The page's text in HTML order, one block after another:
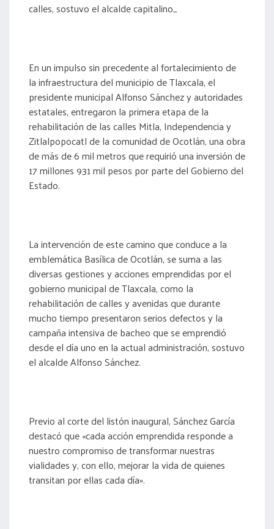
calles, sostuvo el alcalde capitalino_
En un impulso sin precedente al fortalecimiento de
la infraestructura del municipio de Tlaxcala, el
presidente municipal Alfonso Sánchez y autoridades
estatales, entregaron la primera etapa de la
rehabilitación de las calles Mitla, Independencia y
Zitlalpopocatl de la comunidad de Ocotlán, una obra
de más de 6 mil metros que requirió una inversión de
17 millones 931 mil pesos por parte del Gobierno del
Estado.
La intervención de este camino que conduce a la
emblemática Basílica de Ocotlán, se suma a las
diversas gestiones y acciones emprendidas por el
gobierno municipal de Tlaxcala, como la
rehabilitación de calles y avenidas que durante
mucho tiempo presentaron serios defectos y la
campaña intensiva de bacheo que se emprendió
desde el día uno en la actual administración, sostuvo
el alcalde Alfonso Sánchez.
Previo al corte del listón inaugural, Sánchez García
destacó que «cada acción emprendida responde a
nuestro compromiso de transformar nuestras
vialidades y, con ello, mejorar la vida de quienes
transitan por ellas cada día».